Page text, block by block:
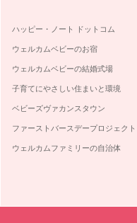
ハッピー・ノート ドットコム
ウェルカムベビーのお宿
ウェルカムベビーの結婚式場
子育てにやさしい住まいと環境
ベビーズヴァカンスタウン
ファーストバースデープロジェクト
ウェルカムファミリーの自治体